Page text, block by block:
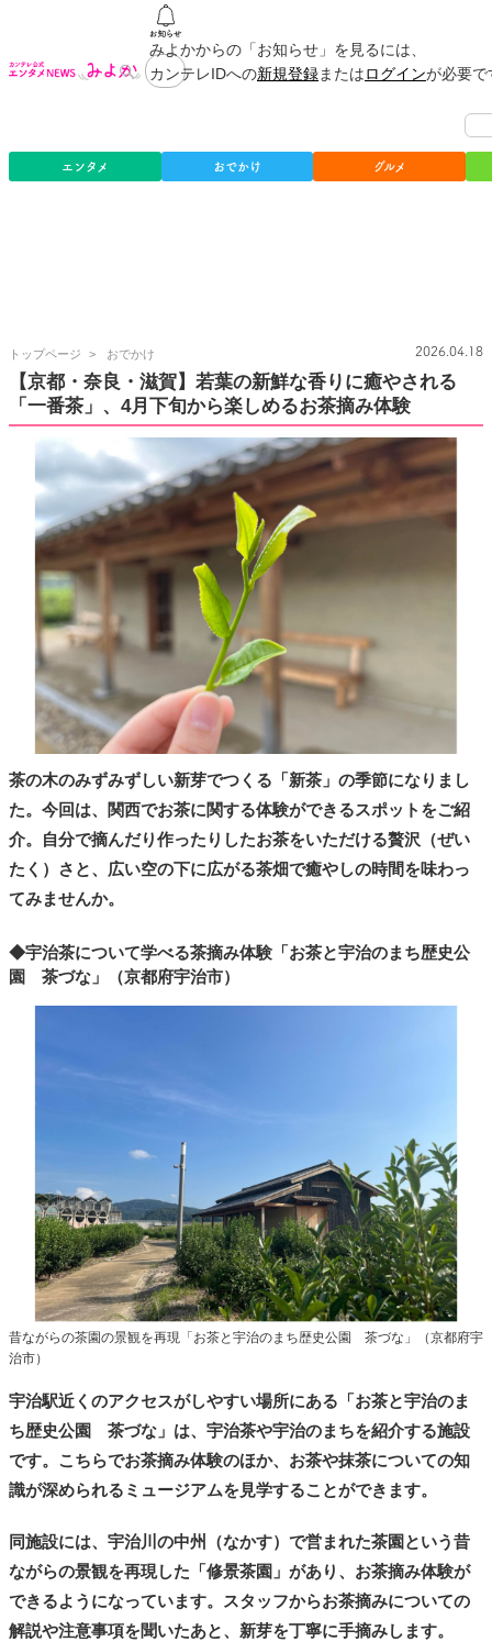
みよかからの「お知らせ」を見るには、
カンテレIDへの新規登録またはログインが必要
エンタメ おでかけ グルメ
トップページ
テ
レ
公
エ
ン
メ
N
W
S
「
み
おでかけ 2026.04.18
【京都・奈良・滋賀】若葉の新鮮な香りに癒やされる
「一番茶」、4月下旬から楽しめるお茶摘み体験
茶の木のみずみずしい新芽でつくる「新茶」の季節になりまし
た。今回は、関西でお茶に関する体験ができるスポットをご紹
介。自分で摘んだり作ったりしたお茶をいただける贅沢（ぜい
たく）さと、広い空の下に広がる茶畑で癒やしの時間を味わっ
てみませんか。
◆宇治茶について学べる茶摘み体験「お茶と宇治のまち歴史公
園 茶づな」（京都府宇治市）
昔ながらの茶園の景観を再現「お茶と宇治のまち歴史公園 茶づな」（京都府宇
治市）
宇治駅近くのアクセスがしやすい場所にある「お茶と宇治のま
ち歴史公園 茶づな」は、宇治茶や宇治のまちを紹介する施設
です。こちらでお茶摘み体験のほか、お茶や抹茶についての知
識が深められるミュージアムを見学することができます。
同施設には、宇治川の中州（なかす）で営まれた茶園という昔
ながらの景観を再現した「修景茶園」があり、お茶摘み体験が
できるようになっています。スタッフからお茶摘みについての
解説や注意事項を聞いたあと、新芽を丁寧に手摘みします。